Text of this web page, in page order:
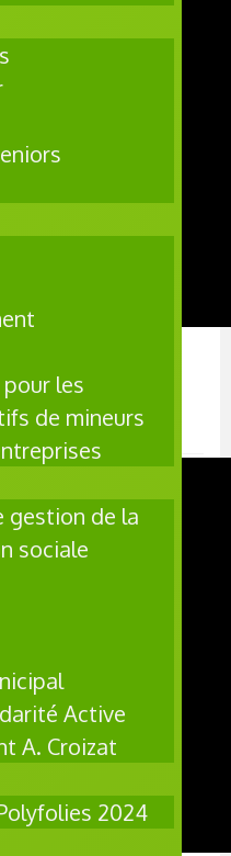
avec
la Garde
les
de mineurs
gestion de la
sociale
Active
A. Croizat
2024